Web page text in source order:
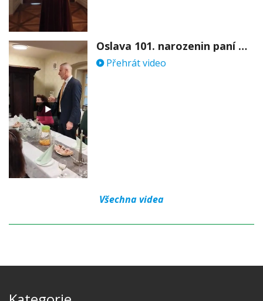
Oslava 101. narozenin paní Věry Skořepové
Přehrát video
Všechna videa